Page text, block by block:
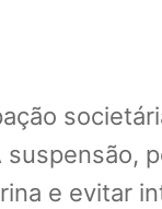
suspensão,
e evitar